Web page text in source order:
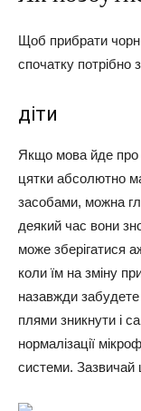
Щоб прибрати
спочатку потрібно
діти
Якщо мова йде про
цятки абсолютно
засобами, можна
деякий час вони
може зберігатися
коли їм на зміну
назавжди
плями зникнути і
нормалізації
системи. Зазвичай